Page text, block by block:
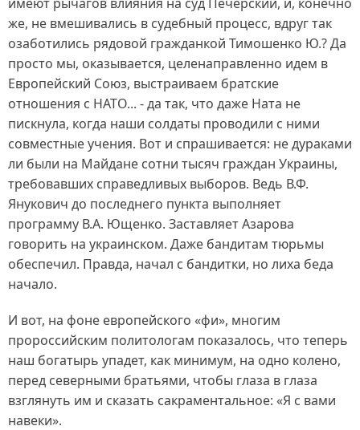
же, не вмешивались в судебный процесс, вдруг так
озаботились рядовой гражданкой Тимошенко Ю.? Да
просто мы, оказывается, целенаправленно идем в
Европейский Союз, выстраиваем братские
отношения с НАТО... - да так, что даже Ната не
пискнула, когда наши солдаты проводили с ними
совместные учения. Вот и спрашивается: не дураками
ли были на Майдане сотни тысяч граждан Украины,
требовавших справедливых выборов. Ведь В.Ф.
Янукович до последнего пункта выполняет
программу В.А. Ющенко. Заставляет Азарова
говорить на украинском. Даже бандитам тюрьмы
обеспечил. Правда, начал с бандитки, но лиха беда
начало.
И вот, на фоне европейского «фи», многим
пророссийским политологам показалось, что теперь
наш богатырь упадет, как минимум, на одно колено,
перед северными братьями, чтобы глаза в глаза
взглянуть им и сказать сакраментальное: «Я с вами
навеки».